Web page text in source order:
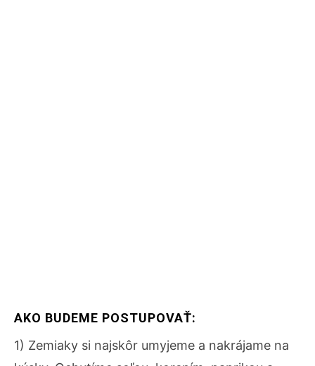
AKO BUDEME POSTUPOVAŤ:
1) Zemiaky si najskôr umyjeme a nakrájame na